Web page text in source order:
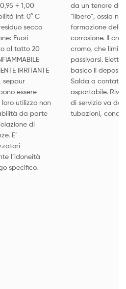
÷ 1,00
inf. 0° C
secco
Fuori
al tatto 20
IRRITANTE
seppur
essere
utilizzo non
da parte
di
E’
l’idoneità
specifico.
da un tenore di
"libero", ossia
formazione
corrosione. Il
cromo, che
passivarsi.
basico Il
Salda a
asportabile.
di servizio va da
tubazioni,